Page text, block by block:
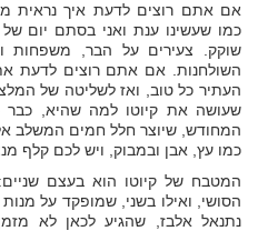
אם אתם רוצים לדעת איך נראית
כמו שעשינו ענת ואני בסתם יום
שוקק. צעירים על הבר, משפחות
השולחנות. אם אתם רוצים לדעת
העתיר כל טוב, ואז לשליטה של
המחודש, שיוצר חלל חמים המשלב
כמו עץ, אבן ובמבוק, ויש לכם קלף
המטבח של קיוטו הוא בעצם
הסושי, ואילו בשני, שמופקד על
נתנאל אלבז, שהגיע לכאן לא